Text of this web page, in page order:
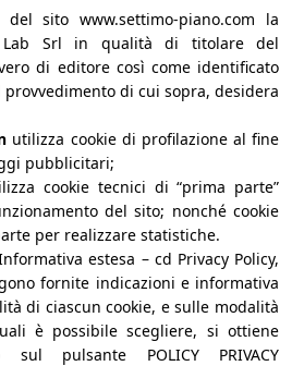
20149
X-twitter Youtube
sito www.settimo-piano.com la
Lab Srl in qualità di titolare del
di editore così come identificato
provvedimento di cui sopra, desidera
utilizza cookie di profilazione al fine
pubblicitari;
cookie tecnici di “prima parte”
del sito; nonché cookie
per realizzare statistiche.
estesa – cd Privacy Policy,
fornite indicazioni e informativa
di ciascun cookie, e sulle modalità
è possibile scegliere, si ottiene
sul pulsante POLICY PRIVACY